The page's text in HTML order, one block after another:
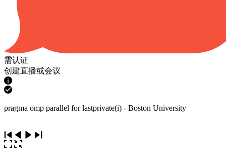
需认证
创建直播或会议
pragma omp parallel for lastprivate(i) - Boston University